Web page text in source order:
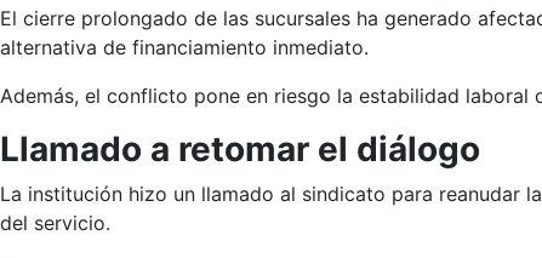
El cierre prolongado de las sucursales ha generado
alternativa de financiamiento inmediato.
Además, el conflicto pone en riesgo la estabilidad
Llamado a retomar el diálogo
La institución hizo un llamado al sindicato para reanudar
del servicio.